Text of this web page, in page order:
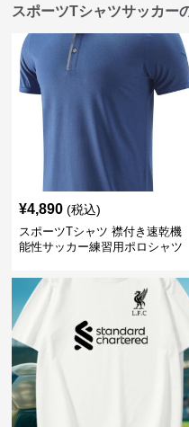
スポーツTシャツサッカー
¥4,890 (税込)
スポーツTシャツ 襟付き速乾機
能性サッカー練習用ポロシャツ